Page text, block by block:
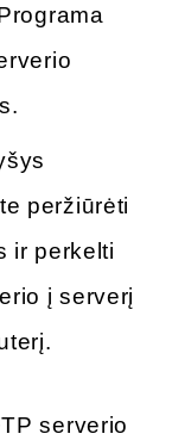
peržiūrėti
ir perkelti
į serverį
serverio